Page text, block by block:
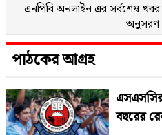
এনপিবি অনলাইন এর সর্বশেষ
পাঠকের আগ্রহ
বছরের